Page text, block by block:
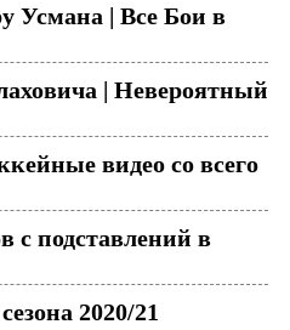
Усмана | Все Бои в
| Невероятный
видео со всего
с подставлений в
2020/21